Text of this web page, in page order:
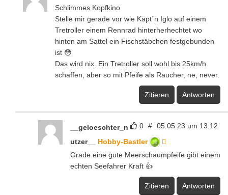
Schlimmes Kopfkino
Stelle mir gerade vor wie Käpt´n Iglo auf einem
Tretroller einem Rennrad hinterherhechtet wo
hinten am Sattel ein Fischstäbchen festgebunden
ist 😳
Das wird nix. Ein Tretroller soll wohl bis 25km/h
schaffen, aber so mit Pfeife als Raucher, ne, never.
Zitieren Antworten
0 # 05.05.23 um 13:12
__geloeschter_n
utzer__ Hobby-Bastler
Grade eine gute Meerschaumpfeife gibt einem
echten Seefahrer Kraft 👍
Zitieren Antworten